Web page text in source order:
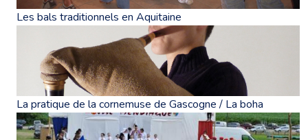
Les bals traditionnels en Aquitaine
La pratique de la cornemuse de Gascogne / La boha